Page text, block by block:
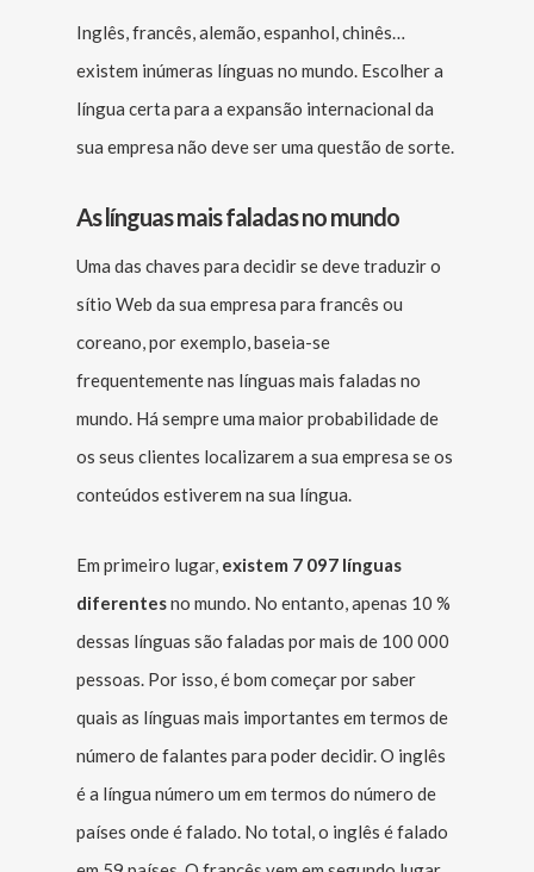
Inglês, francês, alemão, espanhol, chinês…
existem inúmeras línguas no mundo. Escolher a
língua certa para a expansão internacional da
sua empresa não deve ser uma questão de sorte.
As línguas mais faladas no mundo
Uma das chaves para decidir se deve traduzir o
sítio Web da sua empresa para francês ou
coreano, por exemplo, baseia-se
frequentemente nas línguas mais faladas no
mundo. Há sempre uma maior probabilidade de
os seus clientes localizarem a sua empresa se os
conteúdos estiverem na sua língua.
Em primeiro lugar, existem 7 097 línguas
diferentesno mundo. No entanto, apenas 10 %
dessas línguas são faladas por mais de 100 000
pessoas. Por isso, é bom começar por saber
quais as línguas mais importantes em termos de
número de falantes para poder decidir. O inglês
é a língua número um em termos do número de
países onde é falado. No total, o inglês é falado